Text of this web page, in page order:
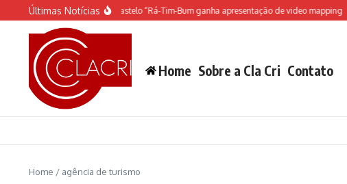
Ir para o conteúdo
Últimas Notícias
O espetáculo do Castelo “Rá-Tim-Bum ganha apresentação de video mapping
Home Sobre a Cla Cri Contato
Home / agência de turismo